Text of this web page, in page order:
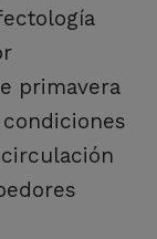
primavera